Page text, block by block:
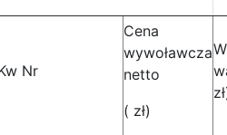
Nr
Cena
wywoławcza
netto
( zł)